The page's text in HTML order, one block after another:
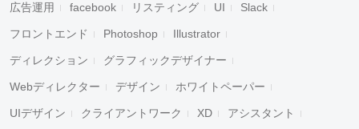
広告運用 facebook リスティング UI Slack
フロントエンド Photoshop Illustrator
ディレクション グラフィックデザイナー
Webディレクター デザイン ホワイトペーパー
UIデザイン クライアントワーク XD アシスタント